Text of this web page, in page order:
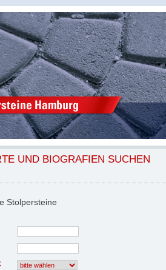
UND BIOGRAFIEN SUCHEN
Stolpersteine